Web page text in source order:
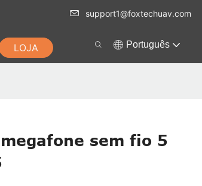
support1@foxtechuav.com
LOJA Português
sem fio 5